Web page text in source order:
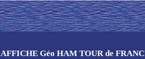
AFFICHE Géo HAM TOUR de